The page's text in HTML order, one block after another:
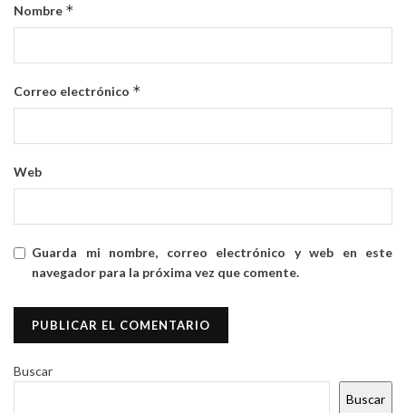
Nombre *
Correo electrónico *
Web
Guarda mi nombre, correo electrónico y web en este
navegador para la próxima vez que comente.
Buscar
Buscar